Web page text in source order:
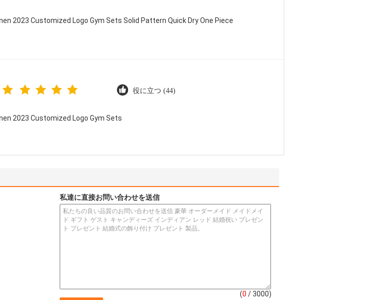
2023 Customized Logo Gym Sets Solid Pattern Quick Dry One Piece
役に立つ (44)
2023 Customized Logo Gym Sets
私達に直接お問い合わせを送信
(0 / 3000)